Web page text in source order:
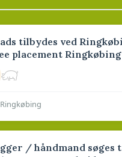
tilbydes ved
placement Ringkøbing
/ håndmand søges